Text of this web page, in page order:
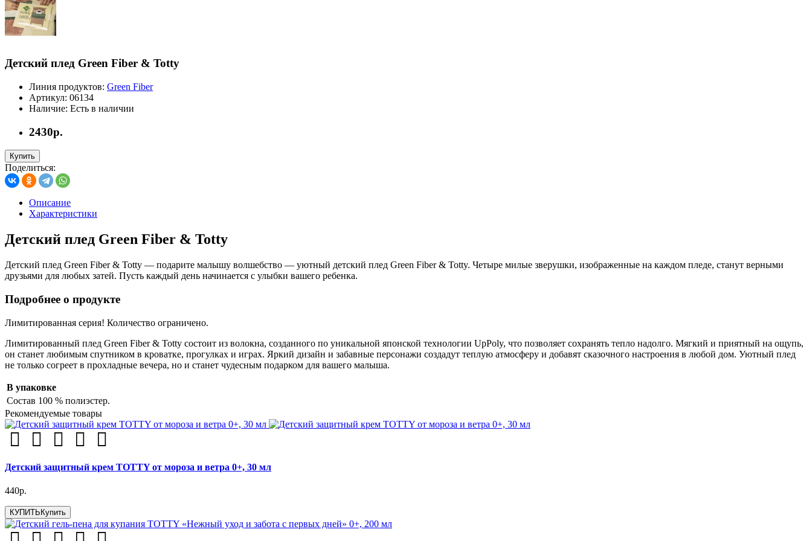
Детский плед Green Fiber & Totty
Линия продуктов: Green Fiber
Артикул: 06134
Наличие: Есть в наличии
2430р.
Купить
Поделиться:
Описание
Характеристики
Детский плед Green Fiber & Totty
Детский плед Green Fiber & Totty — подарите малышу волшебство — уютный детский плед Green Fiber & Totty. Четыре милые зверушки, изображенные на каждом пледе, станут верными
друзьями для любых затей. Пусть каждый день начинается с улыбки вашего ребенка.
Подробнее о продукте
Лимитированная серия! Количество ограничено.
Лимитированный плед Green Fiber & Totty состоит из волокна, созданного по уникальной японской технологии UpPoly, что позволяет сохранять тепло надолго. Мягкий и приятный на ощупь,
он станет любимым спутником в кроватке, прогулках и играх. Яркий дизайн и забавные персонажи создадут теплую атмосферу и добавят сказочного настроения в любой дом. Уютный плед
не только согреет в прохладные вечера, но и станет чудесным подарком для вашего малыша.
В упаковке
Состав 100 % полиэстер.
Рекомендуемые товары
Детский защитный крем TOTTY от мороза и ветра 0+, 30 мл
440р.
КУПИТЬ Купить